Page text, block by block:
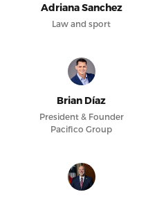
Adriana Sanchez
Law and sport
Brian Díaz
President & Founder
Pacifico Group